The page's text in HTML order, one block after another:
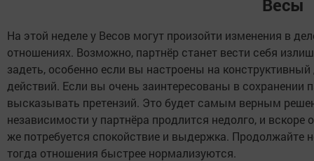
Весы
На этой неделе у Весов могут произойти изменения в
отношениях. Возможно, партнёр станет вести себя
задеть, особенно если вы настроены на
действий. Если вы очень заинтересованы в сохранении
высказывать претензий. Это будет самым верным
независимости у партнёра продлится недолго, и вскоре
же потребуется спокойствие и выдержка. Продолжайте
тогда отношения быстрее нормализуются.